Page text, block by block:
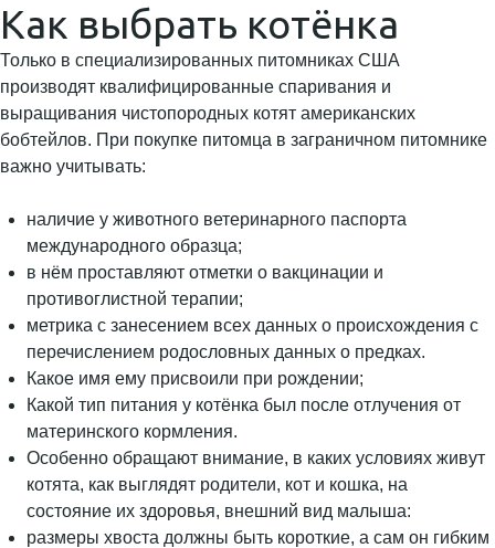
Как выбрать котёнка
Только в специализированных питомниках США
производят квалифицированные спаривания и
выращивания чистопородных котят американских
бобтейлов. При покупке питомца в заграничном питомнике
важно учитывать:
наличие у животного ветеринарного паспорта
международного образца;
в нём проставляют отметки о вакцинации и
противоглистной терапии;
метрика с занесением всех данных о происхождения с
перечислением родословных данных о предках.
Какое имя ему присвоили при рождении;
Какой тип питания у котёнка был после отлучения от
материнского кормления.
Особенно обращают внимание, в каких условиях живут
котята, как выглядят родители, кот и кошка, на
состояние их здоровья, внешний вид малыша:
размеры хвоста должны быть короткие, а сам он гибким